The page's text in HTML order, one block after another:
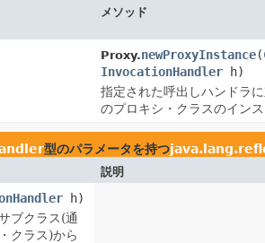
メソッド
Proxy.newProxyInstance(
InvocationHandler h)
指定された呼出しハンドラ
のプロキシ・クラスのイン
型のパラメータを持つ
説明
h)
ブクラス(通
クラス)から